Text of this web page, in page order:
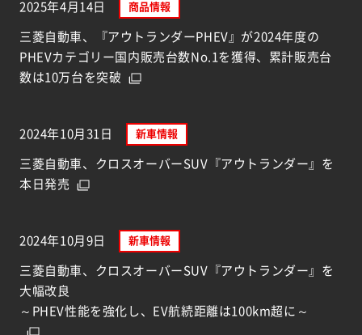
2025年4月14日 商品情報
三菱自動車、『アウトランダーPHEV』が2024年度の
PHEVカテゴリー国内販売台数No.1を獲得、累計販売台
数は10万台を突破
2024年10月31日 新車情報
三菱自動車、クロスオーバーSUV『アウトランダー』を
本日発売
2024年10月9日 新車情報
三菱自動車、クロスオーバーSUV『アウトランダー』を
大幅改良
～PHEV性能を強化し、EV航続距離は100km超に～